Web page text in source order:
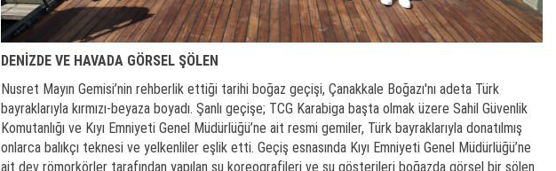
DENİZDE VE HAVADA GÖRSEL ŞÖLEN
Nusret Mayın Gemisi’nin rehberlik ettiği tarihi boğaz geçişi, Çanakkale Boğazı'nı adeta Türk
bayraklarıyla kırmızı-beyaza boyadı. Şanlı geçişe; TCG Karabiga başta olmak üzere Sahil Güvenlik
Komutanlığı ve Kıyı Emniyeti Genel Müdürlüğü’ne ait resmi gemiler, Türk bayraklarıyla donatılmış
onlarca balıkçı teknesi ve yelkenliler eşlik etti. Geçiş esnasında Kıyı Emniyeti Genel Müdürlüğü’ne
ait dev römorkörler tarafından yapılan su koreografileri ve su gösterileri boğazda görsel bir şölen